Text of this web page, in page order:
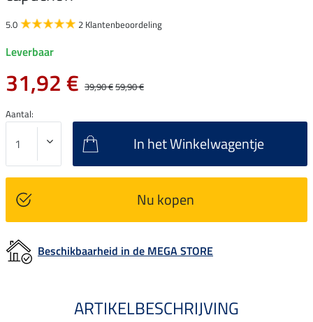
5.0 2 Klantenbeoordeling
Leverbaar
31,92 € 39,90 €59,90 €
Aantal:
In het Winkelwagentje
Nu kopen
Beschikbaarheid in de MEGA STORE
ARTIKELBESCHRIJVING